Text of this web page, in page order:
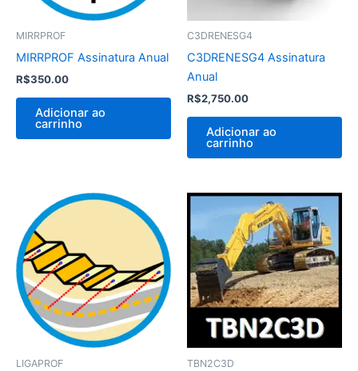
MIRRPROF
MIRRPROF Assinatura Anual
R$350.00
Adicionar ao
carrinho
C3DRENESG4
C3DRENESG4 Assinatura
Anual
R$2,750.00
Adicionar ao
carrinho
LIGAPROF TBN2C3D